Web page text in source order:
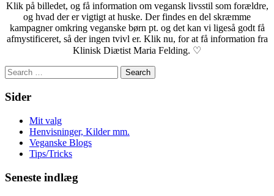
Klik på billedet, og få information om vegansk livsstil som forældre,
og hvad der er vigtigt at huske. Der findes en del skræmme
kampagner omkring veganske børn pt. og det kan vi ligeså godt få
afmystificeret, så der ingen tvivl er. Klik nu, for at få information fra
Klinisk Diætist Maria Felding. ♡
Search
for:
Sider
Mit valg
Henvisninger, Kilder mm.
Veganske Blogs
Tips/Tricks
Seneste indlæg